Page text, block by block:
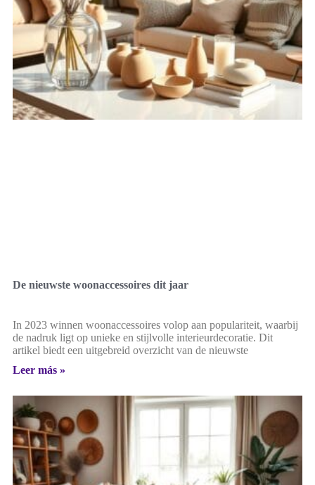
De nieuwste woonaccessoires dit jaar
In 2023 winnen woonaccessoires volop aan populariteit, waarbij
de nadruk ligt op unieke en stijlvolle interieurdecoratie. Dit
artikel biedt een uitgebreid overzicht van de nieuwste
Leer más »